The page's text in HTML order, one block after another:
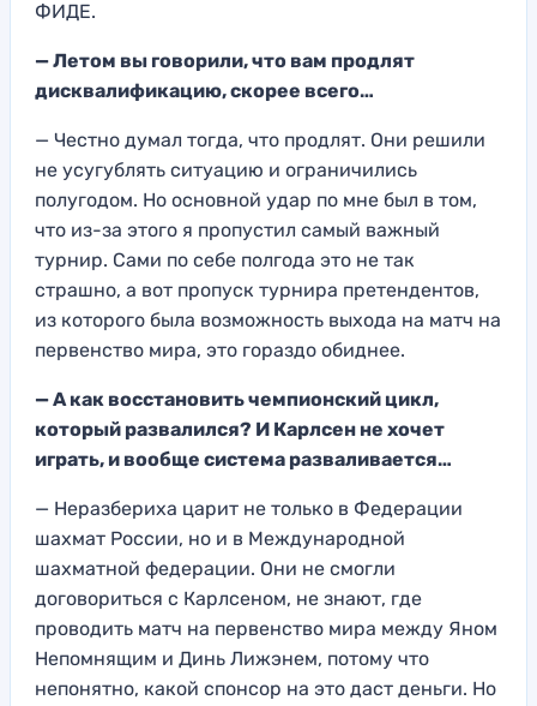
ФИДЕ.
— Летом вы говорили, что вам продлят
дисквалификацию, скорее всего…
— Честно думал тогда, что продлят. Они решили
не усугублять ситуацию и ограничились
полугодом. Но основной удар по мне был в том,
что из-за этого я пропустил самый важный
турнир. Сами по себе полгода это не так
страшно, а вот пропуск турнира претендентов,
из которого была возможность выхода на матч на
первенство мира, это гораздо обиднее.
— А как восстановить чемпионский цикл,
который развалился? И Карлсен не хочет
играть, и вообще система разваливается…
— Неразбериха царит не только в Федерации
шахмат России, но и в Международной
шахматной федерации. Они не смогли
договориться с Карлсеном, не знают, где
проводить матч на первенство мира между Яном
Непомнящим и Динь Лижэнем, потому что
непонятно, какой спонсор на это даст деньги. Но